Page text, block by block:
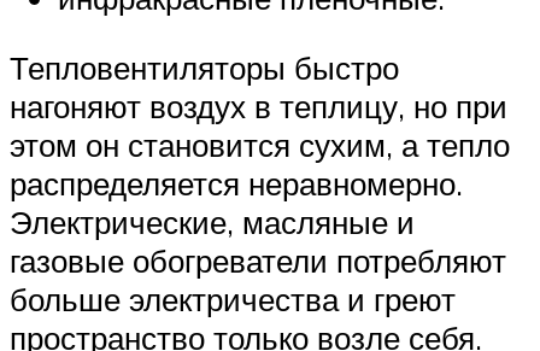
Тепловентиляторы быстро
нагоняют воздух в теплицу, но при
этом он становится сухим, а тепло
распределяется неравномерно.
Электрические, масляные и
газовые обогреватели потребляют
больше электричества и греют
пространство только возле себя.